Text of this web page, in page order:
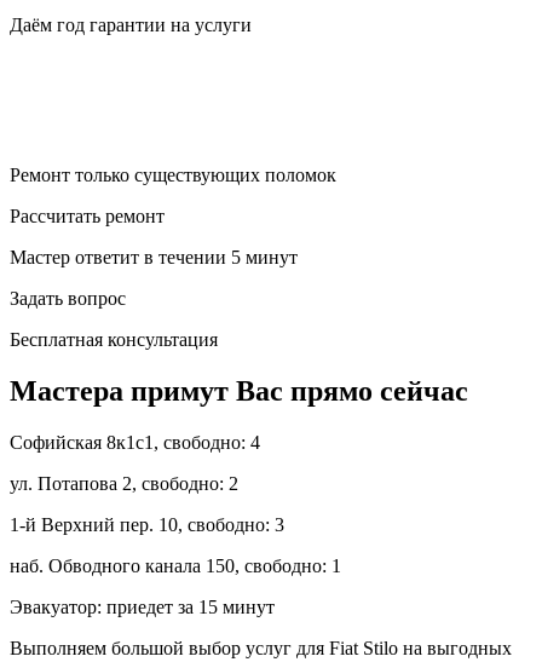
Даём год гарантии на услуги
Ремонт только существующих поломок
Рассчитать ремонт
Мастер ответит в течении 5 минут
Задать вопрос
Бесплатная консультация
Мастера примут Вас прямо сейчас
Софийская 8к1с1, свободно: 4
ул. Потапова 2, свободно: 2
1-й Верхний пер. 10, свободно: 3
наб. Обводного канала 150, свободно: 1
Эвакуатор: приедет за 15 минут
Выполняем большой выбор услуг для Fiat Stilo на выгодных